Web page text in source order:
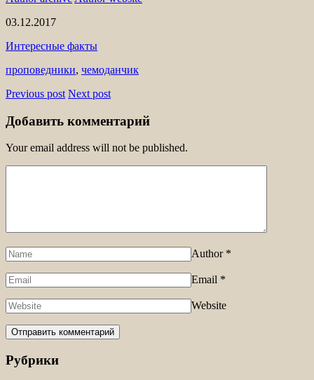
03.12.2017
Интересные факты
проповедники, чемоданчик
Previous post Next post
Добавить комментарий
Your email address will not be published.
Author *
Email *
Website
Рубрики